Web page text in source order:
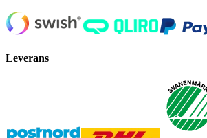
Leverans